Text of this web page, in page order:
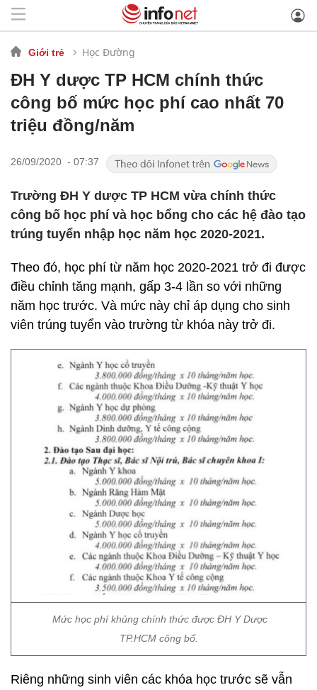
Giới trẻ Học Đường
ĐH Y dược TP HCM chính thức
công bố mức học phí cao nhất 70
triệu đồng/năm
26/09/2020 - 07:37
Trường ĐH Y dược TP HCM vừa chính thức
công bố học phí và học bổng cho các hệ đào tạo
trúng tuyển nhập học năm học 2020-2021.
Theo đó, học phí từ năm học 2020-2021 trở đi được
điều chỉnh tăng mạnh, gấp 3-4 lần so với những
năm học trước. Và mức này chỉ áp dụng cho sinh
viên trúng tuyển vào trường từ khóa này trở đi.
Mức học phí khủng chính thức được ĐH Y Dược
TP.HCM công bố.
Riêng những sinh viên các khóa học trước sẽ vẫn